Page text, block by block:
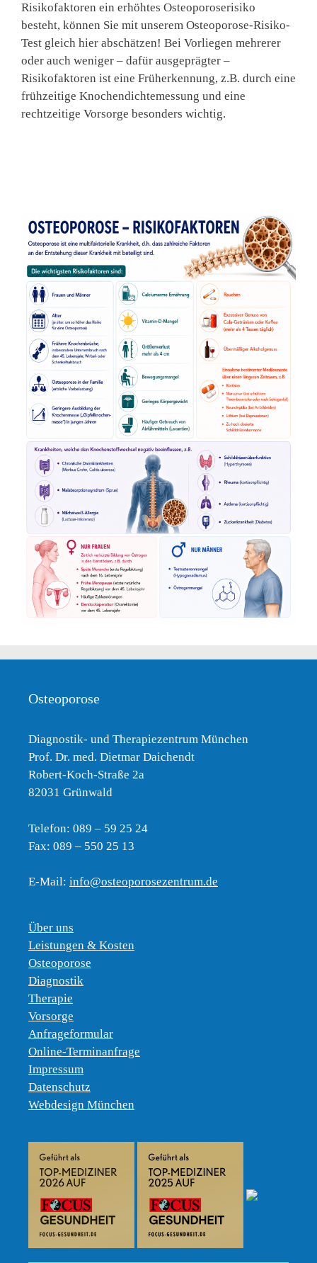
Risikofaktoren ein erhöhtes Osteoporoserisiko
besteht, können Sie mit unserem Osteoporose-Risiko-
Test gleich hier abschätzen! Bei Vorliegen mehrerer
oder auch weniger – dafür ausgeprägter –
Risikofaktoren ist eine Früherkennung, z.B. durch eine
frühzeitige Knochendichtemessung und eine
rechtzeitige Vorsorge besonders wichtig.
Osteoporose
Diagnostik- und Therapiezentrum München
Prof. Dr. med. Dietmar Daichendt
Robert-Koch-Straße 2a
82031 Grünwald
Telefon: 089 – 59 25 24
Fax: 089 – 550 25 13
E-Mail: info@osteoporosezentrum.de
Über uns
Leistungen & Kosten
Osteoporose
Diagnostik
Therapie
Vorsorge
Anfrageformular
Online-Terminanfrage
Impressum
Datenschutz
Webdesign München